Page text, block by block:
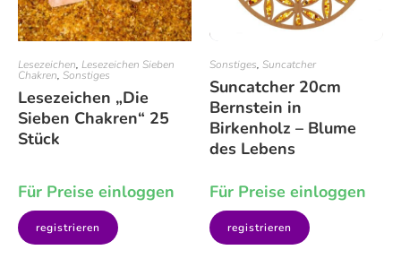
Lesezeichen, Lesezeichen Sieben
Chakren, Sonstiges
Lesezeichen „Die
Sieben Chakren“ 25
Stück
Für Preise einloggen
registrieren
Sonstiges, Suncatcher
Suncatcher 20cm
Bernstein in
Birkenholz – Blume
des Lebens
Für Preise einloggen
registrieren